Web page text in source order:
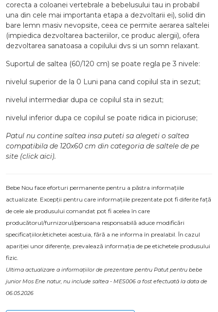
corecta a coloanei vertebrale a bebelusului tau in probabil
una din cele mai importanta etapa a dezvoltarii ei), solid din
bare lemn masiv nevopsite, ceea ce permite aerarea saltelei
(impiedica dezvoltarea bacteriilor, ce produc alergii), ofera
dezvoltarea sanatoasa a copilului dvs si un somn relaxant.
Suportul de saltea (60/120 cm) se poate regla pe 3 nivele:
nivelul superior de la 0 Luni pana cand copilul sta in sezut;
nivelul intermediar dupa ce copilul sta in sezut;
nivelul inferior dupa ce copilul se poate ridica in picioruse;
Patul nu contine saltea insa puteti sa alegeti o saltea
compatibila de 120x60 cm din categoria de saltele de pe
site (click aici).
Bebe Nou face eforturi permanente pentru a păstra informațiile
actualizate. Excepții pentru care informațiile prezentate pot fi diferite față
de cele ale produsului comandat pot fi acelea în care
producătorul/furnizorul/persoana responsabilă aduce modificări
specificațiilor/etichetei acestuia, fără a ne informa în prealabil. În cazul
apariției unor diferențe, prevalează informația de pe etichetele produsului
fizic.
Ultima actualizare a informațiilor de prezentare pentru Patut pentru bebe
junior Mos Ene natur, nu include saltea - MES006 a fost efectuată la data de
06.05.2026